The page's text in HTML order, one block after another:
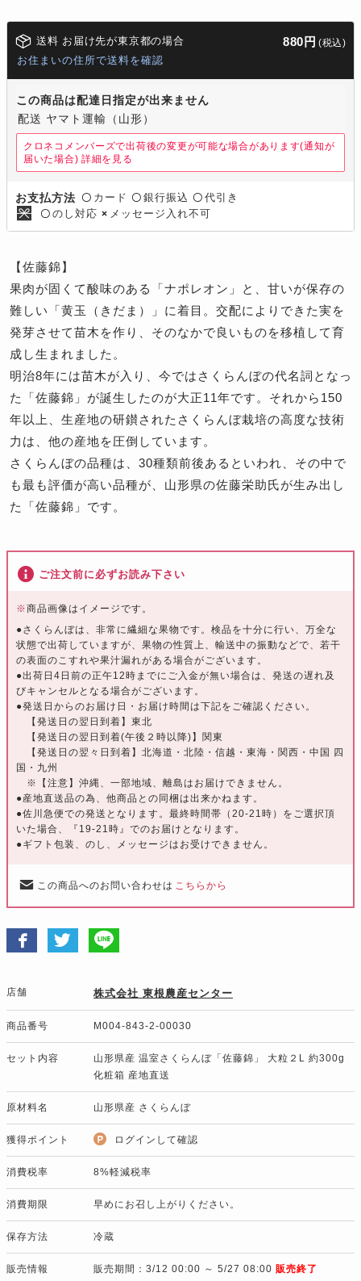
送料 お届け先が東京都の場合 880円 (税込)
お住まいの住所で送料を確認
この商品は配達日指定が出来ません
配送 ヤマト運輸（山形）
クロネコメンバーズで出荷後の変更が可能な場合があります(通知が
届いた場合) 詳細を見る
お支払方法 〇 カード 〇 銀行振込 〇 代引き
〇 のし対応 × メッセージ入れ不可
【佐藤錦】
果肉が固くて酸味のある「ナポレオン」と、甘いが保存の
難しい「黄玉（きだま）」に着目。交配によりできた実を
発芽させて苗木を作り、そのなかで良いものを移植して育
成し生まれました。
明治8年には苗木が入り、今ではさくらんぼの代名詞となっ
た「佐藤錦」が誕生したのが大正11年です。それから150
年以上、生産地の研鑚されたさくらんぼ栽培の高度な技術
力は、他の産地を圧倒しています。
さくらんぼの品種は、30種類前後あるといわれ、その中で
も最も評価が高い品種が、山形県の佐藤栄助氏が生み出し
た「佐藤錦」です。
ご注文前に必ずお読み下さい
※商品画像はイメージです。
●さくらんぼは、非常に繊細な果物です。検品を十分に行い、万全な
状態で出荷していますが、果物の性質上、輸送中の振動などで、若干
の表面のこすれや果汁漏れがある場合がございます。
●出荷日4日前の正午12時までにご入金が無い場合は、発送の遅れ及
びキャンセルとなる場合がございます。
●発送日からのお届け日・お届け時間は下記をご確認ください。
【発送日の翌日到着】東北
【発送日の翌日到着(午後２時以降)】関東
【発送日の翌々日到着】北海道・北陸・信越・東海・関西・中国 四
国・九州
※【注意】沖縄、一部地域、離島はお届けできません。
●産地直送品の為、他商品との同梱は出来かねます。
●佐川急便での発送となります。最終時間帯（20-21時）をご選択頂
いた場合、『19-21時』でのお届けとなります。
●ギフト包装、のし、メッセージはお受けできません。
この商品へのお問い合わせは こちらから
店舗 株式会社 東根農産センター
商品番号 M004-843-2-00030
セット内容
山形県産 温室さくらんぼ「佐藤錦」 大粒２L 約300g
化粧箱 産地直送
原材料名 山形県産 さくらんぼ
獲得ポイント ログインして確認
消費税率 8%軽減税率
消費期限 早めにお召し上がりください。
保存方法 冷蔵
販売情報 販売期間：3/12 00:00 ～ 5/27 08:00 販売終了